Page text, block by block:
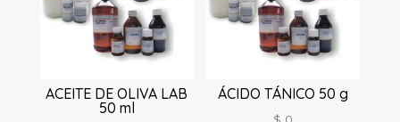
ACEITE DE OLIVA LAB
50 ml
ÁCIDO TÁNICO 50 g